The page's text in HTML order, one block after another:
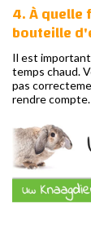
4. À quelle
bouteille
Il est
temps chaud.
pas
rendre compte.